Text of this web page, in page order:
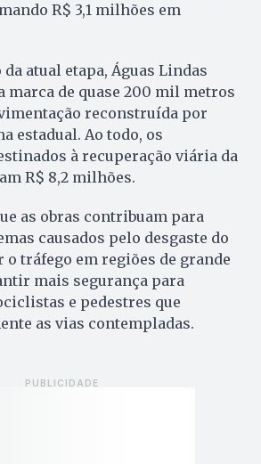
R$ 3,1 milhões em
atual etapa, Águas Lindas
marca de quase 200 mil metros
reconstruída por
estadual. Ao todo, os
à recuperação viária da
R$ 8,2 milhões.
as obras contribuam para
causados pelo desgaste do
tráfego em regiões de grande
mais segurança para
e pedestres que
as vias contempladas.